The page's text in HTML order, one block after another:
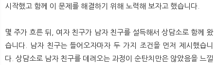
시작했고 함께 이 문제를 해결하기 위해 노력해 보자고 했습니다.
몇 주가 흐른 뒤, 여자 친구가 남자 친구를 설득해서 상담소로 함께 왔
습니다. 남자 친구는 들어오자마자 두 가지 조건을 먼저 제시했습니
다. 상담소로 남자 친구를 데려오는 과정이 순탄치만은 않았음을 느낄